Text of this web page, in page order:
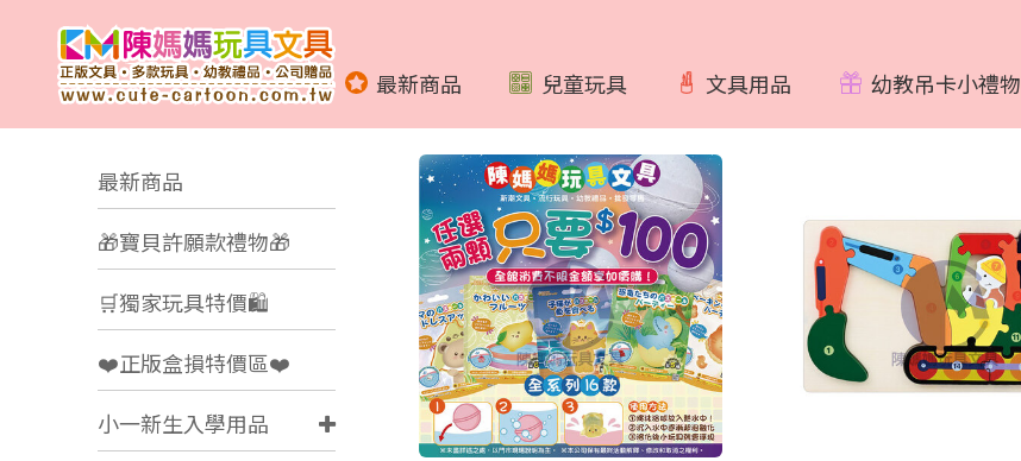
最新商品 兒童玩具 文具用品 幼教吊卡小禮物
最新商品
🎁寶貝許願款禮物🎁
🛒獨家玩具特價🛍️
❤️正版盒損特價區❤️
小一新生入學用品